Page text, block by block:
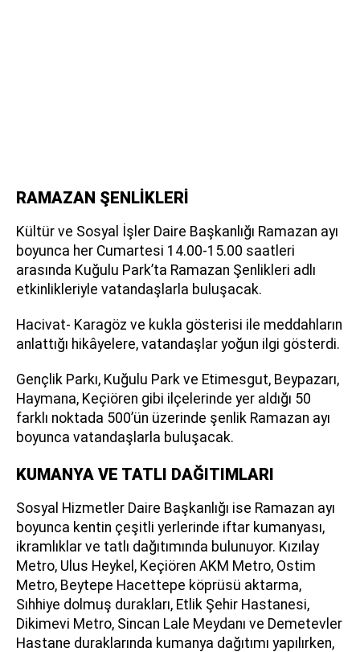
RAMAZAN ŞENLİKLERİ
Kültür ve Sosyal İşler Daire Başkanlığı Ramazan ayı
boyunca her Cumartesi 14.00-15.00 saatleri
arasında Kuğulu Park’ta Ramazan Şenlikleri adlı
etkinlikleriyle vatandaşlarla buluşacak.
Hacivat- Karagöz ve kukla gösterisi ile meddahların
anlattığı hikâyelere, vatandaşlar yoğun ilgi gösterdi.
Gençlik Parkı, Kuğulu Park ve Etimesgut, Beypazarı,
Haymana, Keçiören gibi ilçelerinde yer aldığı 50
farklı noktada 500’ün üzerinde şenlik Ramazan ayı
boyunca vatandaşlarla buluşacak.
KUMANYA VE TATLI DAĞITIMLARI
Sosyal Hizmetler Daire Başkanlığı ise Ramazan ayı
boyunca kentin çeşitli yerlerinde iftar kumanyası,
ikramlıklar ve tatlı dağıtımında bulunuyor. Kızılay
Metro, Ulus Heykel, Keçiören AKM Metro, Ostim
Metro, Beytepe Hacettepe köprüsü aktarma,
Sıhhiye dolmuş durakları, Etlik Şehir Hastanesi,
Dikimevi Metro, Sincan Lale Meydanı ve Demetevler
Hastane duraklarında kumanya dağıtımı yapılırken,